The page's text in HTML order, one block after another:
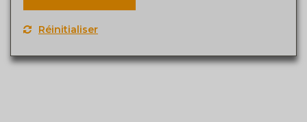
Réinitialiser